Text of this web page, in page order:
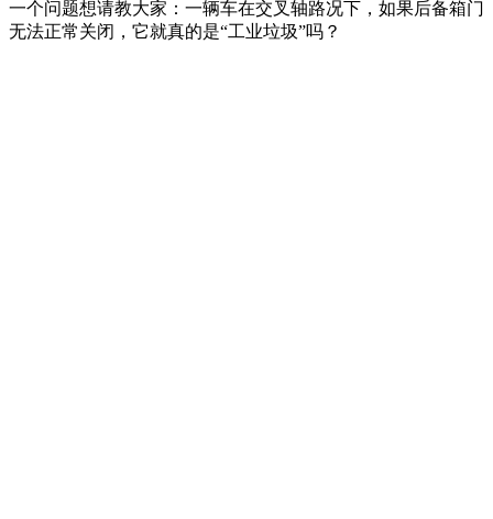
一个问题想请教大家：一辆车在交叉轴路况下，如果后备箱门
无法正常关闭，它就真的是“工业垃圾”吗？